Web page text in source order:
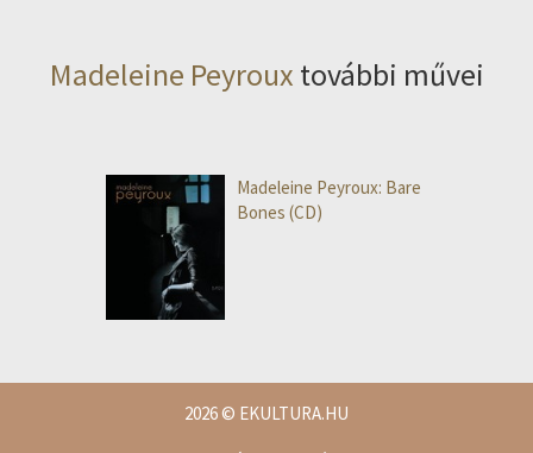
Madeleine Peyroux további művei
Madeleine Peyroux: Bare
Bones (CD)
2026© EKULTURA.HU